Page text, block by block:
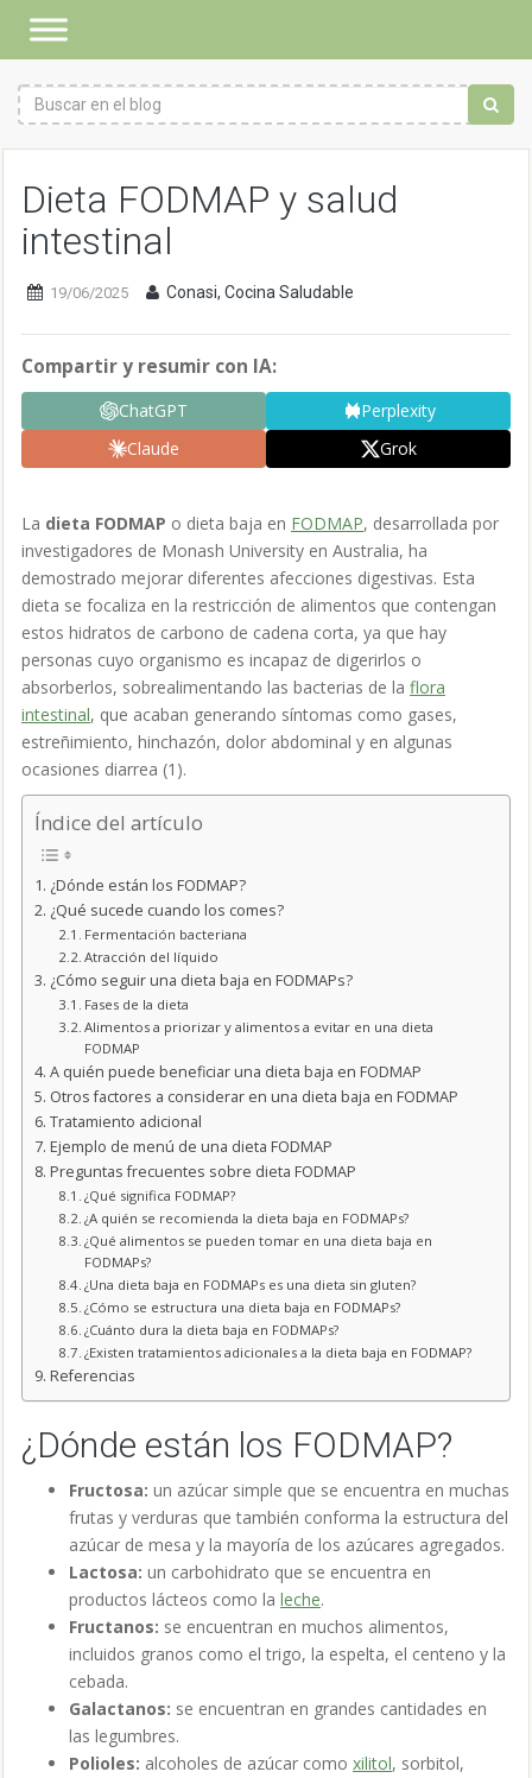
Dieta FODMAP y salud
intestinal
19/06/2025 Conasi, Cocina Saludable
Compartir y resumir con IA:
ChatGPT
Perplexity
Claude
Grok
La dieta FODMAP o dieta baja en FODMAP, desarrollada por
investigadores de Monash University en Australia, ha
demostrado mejorar diferentes afecciones digestivas. Esta
dieta se focaliza en la restricción de alimentos que contengan
estos hidratos de carbono de cadena corta, ya que hay
personas cuyo organismo es incapaz de digerirlos o
absorberlos, sobrealimentando las bacterias de la flora
intestinal, que acaban generando síntomas como gases,
estreñimiento, hinchazón, dolor abdominal y en algunas
ocasiones diarrea (1).
Índice del artículo
¿Dónde están los FODMAP?
¿Qué sucede cuando los comes?
Fermentación bacteriana
Atracción del líquido
¿Cómo seguir una dieta baja en FODMAPs?
Fases de la dieta
Alimentos a priorizar y alimentos a evitar en una dieta
FODMAP
A quién puede beneficiar una dieta baja en FODMAP
Otros factores a considerar en una dieta baja en FODMAP
Tratamiento adicional
Ejemplo de menú de una dieta FODMAP
Preguntas frecuentes sobre dieta FODMAP
¿Qué significa FODMAP?
¿A quién se recomienda la dieta baja en FODMAPs?
¿Qué alimentos se pueden tomar en una dieta baja en
FODMAPs?
¿Una dieta baja en FODMAPs es una dieta sin gluten?
¿Cómo se estructura una dieta baja en FODMAPs?
¿Cuánto dura la dieta baja en FODMAPs?
¿Existen tratamientos adicionales a la dieta baja en FODMAP?
Referencias
¿Dónde están los FODMAP?
Fructosa: un azúcar simple que se encuentra en muchas
frutas y verduras que también conforma la estructura del
azúcar de mesa y la mayoría de los azúcares agregados.
Lactosa: un carbohidrato que se encuentra en
productos lácteos como la leche.
Fructanos: se encuentran en muchos alimentos,
incluidos granos como el trigo, la espelta, el centeno y la
cebada.
Galactanos: se encuentran en grandes cantidades en
las legumbres.
Polioles: alcoholes de azúcar como xilitol, sorbitol,